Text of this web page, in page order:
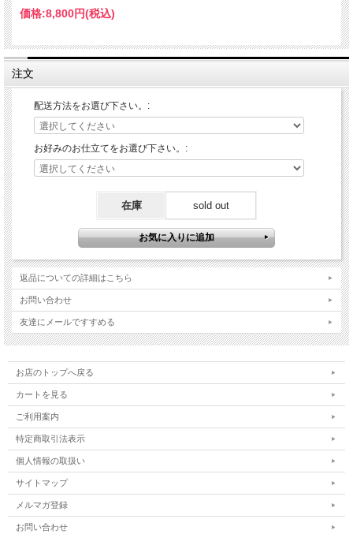
【真珠の色】ホワイトピンク～クリーム系
【真珠の形】ラウンド～セミラウンド
【真珠のグレード】
■照り： 良い☆★★☆☆弱い(良い～標準)
■巻き： 厚い☆★☆☆☆薄い(厚め)
■キズ： 少数☆★★☆☆多い(小～中キズ)
ャッチ：シリコン(18K/K14WG/Pt900)
【サイズ】ポスト芯：0.65mm、長さ：10.8mm
価格:8,800円(税込)
注文
配送方法をお選び下さい。:
お好みのお仕立てをお選び下さい。:
在庫 sold out
返品についての詳細はこちら
お問い合わせ
友達にメールですすめる
お店のトップへ戻る
カートを見る
ご利用案内
特定商取引法表示
個人情報の取扱い
サイトマップ
メルマガ登録
お問い合わせ